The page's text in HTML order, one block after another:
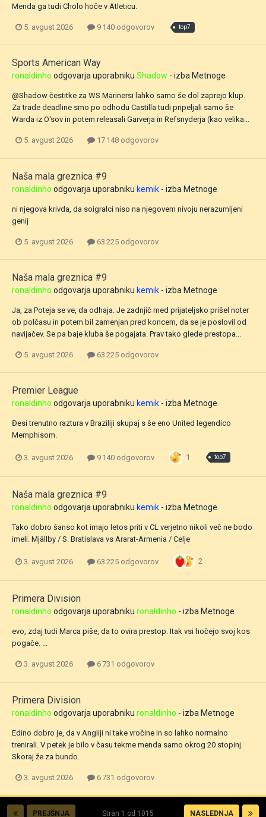
Menda ga tudi Cholo hoče v Atleticu.
5. avgust 2026 9 140 odgovorov top7
Sports American Way
ronaldinho odgovarja uporabniku Shadow - izba Metnoge
@Shadow čestitke za WS Marinersi lahko samo še dol zaprejo klup.
Za trade deadline smo po odhodu Castilla tudi pripeljali samo še
Warda iz O'sov in potem releasali Garverja in Refsnyderja (kao velika...
5. avgust 2026 17 148 odgovorov
Naša mala greznica #9
ronaldinho odgovarja uporabniku kemik - izba Metnoge
ni njegova krivda, da soigralci niso na njegovem nivoju nerazumljeni
genij
5. avgust 2026 63 225 odgovorov
Naša mala greznica #9
ronaldinho odgovarja uporabniku kemik - izba Metnoge
Ja, za Poteja se ve, da odhaja. Je zadnjič med prijateljsko prišel noter
ob polčasu in potem bil zamenjan pred koncem, da se je poslovil od
navijačev. Se pa baje kluba še pogajata. Prav tako glede prestopa...
5. avgust 2026 63 225 odgovorov
Premier League
ronaldinho odgovarja uporabniku kemik - izba Metnoge
Đesi trenutno raztura v Braziliji skupaj s še eno United legendico
Memphisom.
3. avgust 2026 9 140 odgovorov 1 top7
Naša mala greznica #9
ronaldinho odgovarja uporabniku kemik - izba Metnoge
Tako dobro šanso kot imajo letos priti v CL verjetno nikoli več ne bodo
imeli. Mjällby / S. Bratislava vs Ararat-Armenia / Celje
3. avgust 2026 63 225 odgovorov 2
Primera Division
ronaldinho odgovarja uporabniku ronaldinho - izba Metnoge
evo, zdaj tudi Marca piše, da to ovira prestop. Itak vsi hočejo svoj kos
pogače. ...
3. avgust 2026 6 731 odgovorov
Primera Division
ronaldinho odgovarja uporabniku ronaldinho - izba Metnoge
Edino dobro je, da v Angliji ni take vročine in so lahko normalno
trenirali. V petek je bilo v času tekme menda samo okrog 20 stopinj.
Skoraj že za bundo.
3. avgust 2026 6 731 odgovorov
PREJŠNJA NASLEDNJA
Stran 1 od 1015